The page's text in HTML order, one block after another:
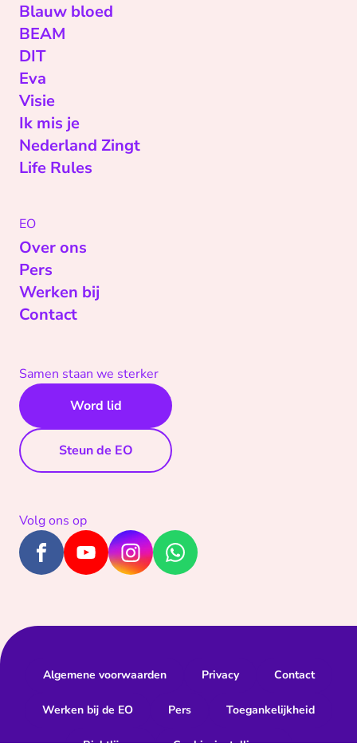
Blauw bloed
BEAM
DIT
Eva
Visie
Ik mis je
Nederland Zingt
Life Rules
EO
Over ons
Pers
Werken bij
Contact
Samen staan we sterker
Word lid
Steun de EO
Volg ons op
Algemene voorwaarden Privacy Contact
Werken bij de EO Pers Toegankelijkheid